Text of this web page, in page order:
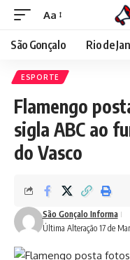
Aa
São Gonçalo Rio de
ESPORTE
Flamengo
sigla ABC ao
do Vasco
Última Alteração 17 de
São Gonçalo Informa